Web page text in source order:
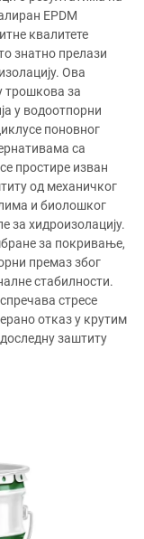
EPDM
квалитете
знатно прелази
Ова
трошкова за
у водоотпорни
поновног
са
простире изван
од механичког
и биолошког
за хидроизолацију.
за покривање,
премаз због
стабилности.
стресе
отказ у крутим
заштиту